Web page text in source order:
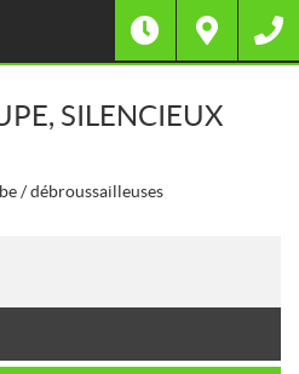
SILENCIEUX
/ débroussailleuses